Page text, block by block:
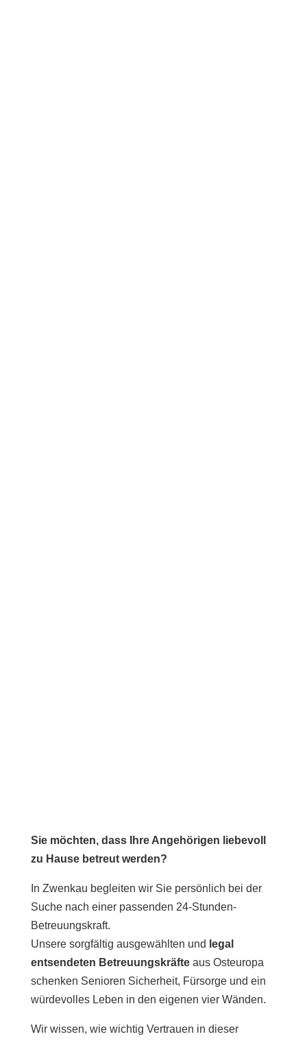
Sie möchten, dass Ihre Angehörigen liebevoll
zu Hause betreut werden?
In Zwenkau begleiten wir Sie persönlich bei der
Suche nach einer passenden 24-Stunden-
Betreuungskraft.
Unsere sorgfältig ausgewählten und legal
entsendeten Betreuungskräfteaus Osteuropa
schenken Senioren Sicherheit, Fürsorge und ein
würdevolles Leben in den eigenen vier Wänden.
Wir wissen, wie wichtig Vertrauen in dieser